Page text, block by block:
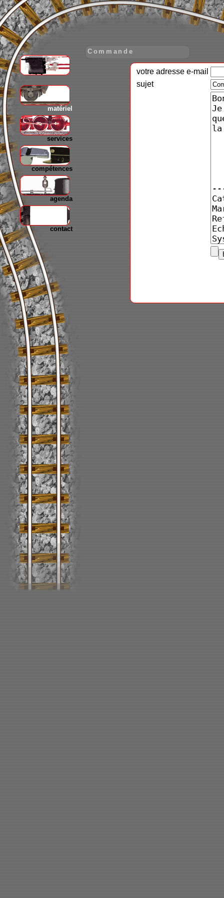
matériel
services
compétences
agenda
contact
Commande
votre adresse e-mail
sujet